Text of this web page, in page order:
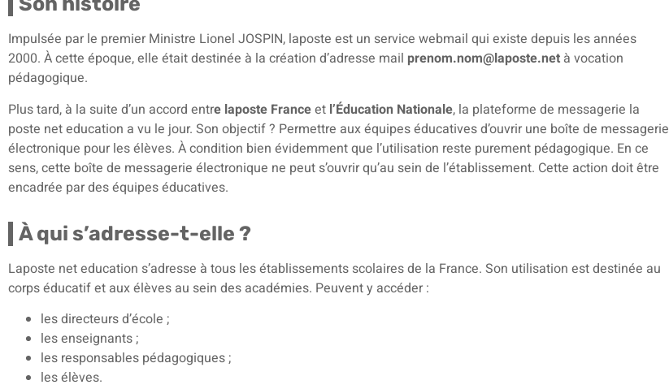
Impulsée par le premier Ministre Lionel JOSPIN, laposte est un service webmail qui existe depuis les années
2000. À cette époque, elle était destinée à la création d’adresse mail prenom.nom@laposte.net à vocation
pédagogique.
Plus tard, à la suite d’un accord entre laposte Franceet l’Éducation Nationale, la plateforme de messagerie la
poste net education a vu le jour. Son objectif ? Permettre aux équipes éducatives d’ouvrir une boîte de messagerie
électronique pour les élèves. À condition bien évidemment que l’utilisation reste purement pédagogique. En ce
sens, cette boîte de messagerie électronique ne peut s’ouvrir qu’au sein de l’établissement. Cette action doit être
encadrée par des équipes éducatives.
À qui s’adresse-t-elle ?
Laposte net education s’adresse à tous les établissements scolaires de la France. Son utilisation est destinée au
corps éducatif et aux élèves au sein des académies. Peuvent y accéder :
les directeurs d’école ;
les enseignants ;
les responsables pédagogiques ;
les élèves.